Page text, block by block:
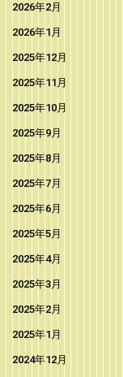
2026年2月
2026年1月
2025年12月
2025年11月
2025年10月
2025年9月
2025年8月
2025年7月
2025年6月
2025年5月
2025年4月
2025年3月
2025年2月
2025年1月
2024年12月